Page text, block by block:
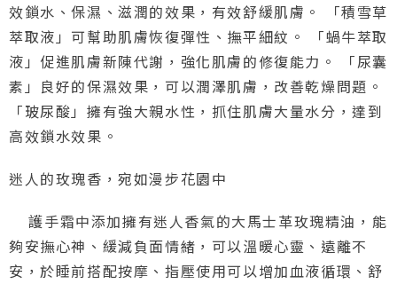
效鎖水、保濕、滋潤的效果，有效舒緩肌膚。 「積雪草
萃取液」可幫助肌膚恢復彈性、撫平細紋。 「蝸牛萃取
液」促進肌膚新陳代謝，強化肌膚的修復能力。 「尿囊
素」良好的保濕效果，可以潤澤肌膚，改善乾燥問題。
「玻尿酸」擁有強大親水性，抓住肌膚大量水分，達到
高效鎖水效果。
迷人的玫瑰香，宛如漫步花園中
護手霜中添加擁有迷人香氣的大馬士革玫瑰精油，能
夠安撫心神、緩減負面情緒，可以溫暖心靈、遠離不
安，於睡前搭配按摩、指壓使用可以增加血液循環、舒